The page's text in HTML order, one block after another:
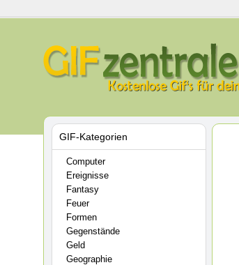
GIF-Kategorien
Computer
Ereignisse
Fantasy
Feuer
Formen
Gegenstände
Geld
Geographie